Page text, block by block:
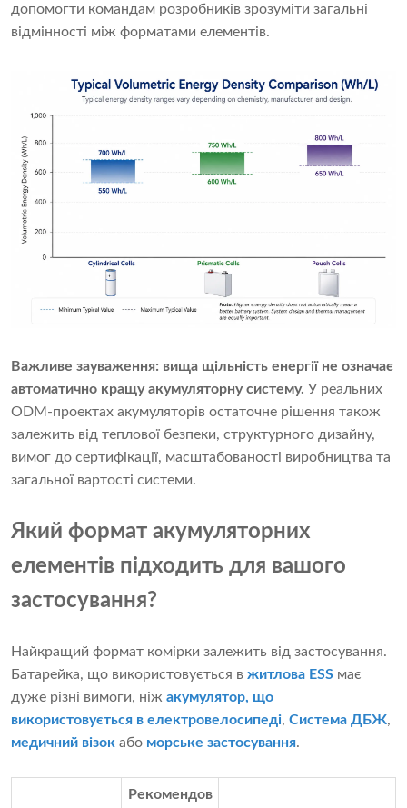
допомогти командам розробників зрозуміти загальні
відмінності між форматами елементів.
Важливе зауваження: вища щільність енергії не означає
автоматично кращу акумуляторну систему. У реальних
ODM-проектах акумуляторів остаточне рішення також
залежить від теплової безпеки, структурного дизайну,
вимог до сертифікації, масштабованості виробництва та
загальної вартості системи.
Який формат акумуляторних
елементів підходить для вашого
застосування?
Найкращий формат комірки залежить від застосування.
Батарейка, що використовується в житлова ESS має
дуже різні вимоги, ніж акумулятор, що
використовується в електровелосипеді, Система ДБЖ,
медичний візок або морське застосування.
Рекомендов